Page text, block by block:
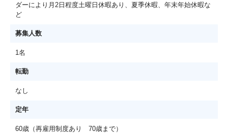
ダーにより月2日程度土曜日休暇あり、夏季休暇、年末年始休暇な
ど
募集人数
1名
転勤
なし
定年
60歳（再雇用制度あり 70歳まで）